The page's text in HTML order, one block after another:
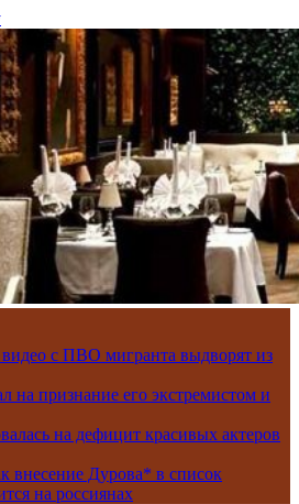
с ПВО мигранта выдворят из
на признание его экстремистом и
на дефицит красивых актеров
внесение Дурова* в список
на россиянах